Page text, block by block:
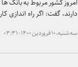
دارند، گفت: اگر راه اندازی
سه شنبه، ۱۰ فروردین ۱۴۰۰ - ۰۳:۳۱